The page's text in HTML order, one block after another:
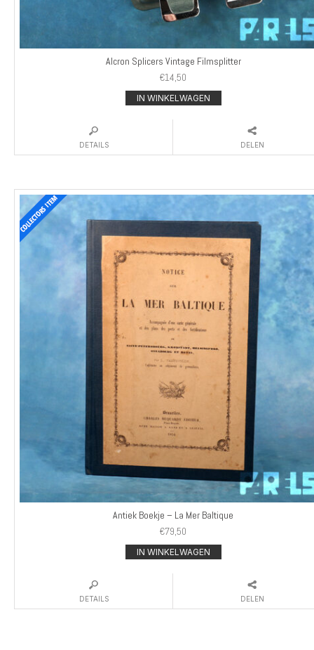
Alcron Splicers Vintage Filmsplitter
€14,50
IN WINKELWAGEN
DETAILS DELEN
Antiek Boekje – La Mer Baltique
€79,50
IN WINKELWAGEN
DETAILS DELEN